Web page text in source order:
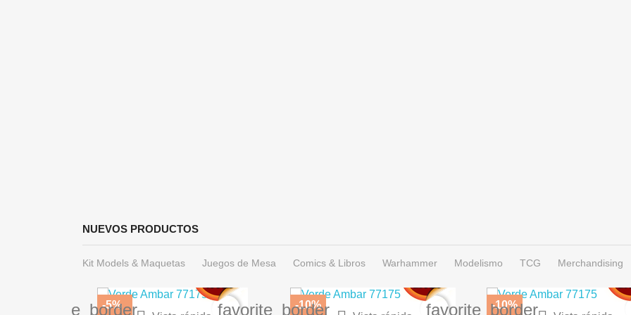
NUEVOS PRODUCTOS
Kit Models & Maquetas Juegos de Mesa Comics & Libros Warhammer Modelismo TCG Merchandising
favorite_border
-5% favorite_border
-10% favorite_border
-10%